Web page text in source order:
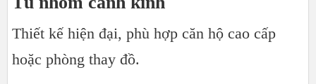
Thiết kế hiện đại, phù hợp căn hộ cao cấp
hoặc phòng thay đồ.